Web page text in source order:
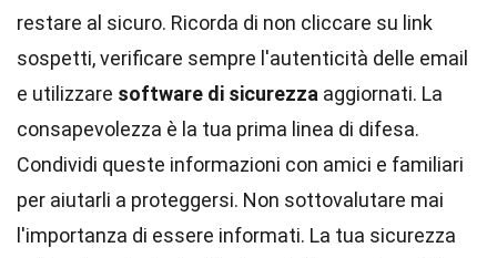
restare al sicuro. Ricorda di non cliccare su link
sospetti, verificare sempre l'autenticità delle email
e utilizzare software di sicurezza aggiornati. La
consapevolezza è la tua prima linea di difesa.
Condividi queste informazioni con amici e familiari
per aiutarli a proteggersi. Non sottovalutare mai
l'importanza di essere informati. La tua sicurezza